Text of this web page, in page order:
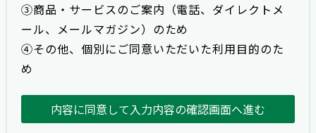
③商品・サービスのご案内（電話、ダイレクトメ
ール、メールマガジン）のため
④その他、個別にご同意いただいた利用目的のた
め
内容に同意して入力内容の確認画面へ進む